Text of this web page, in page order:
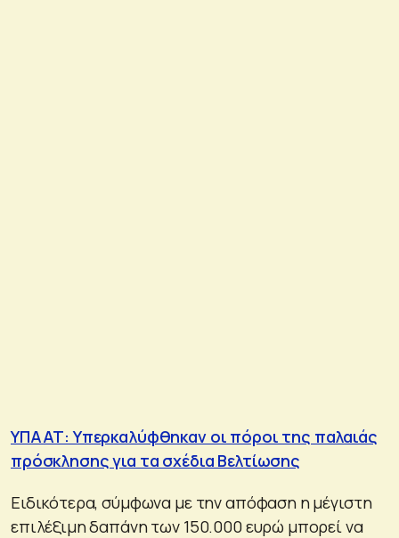
ΥΠΑΑΤ: Υπερκαλύφθηκαν οι πόροι της παλαιάς
πρόσκλησης για τα σχέδια Βελτίωσης
Ειδικότερα, σύμφωνα με την απόφαση η μέγιστη
επιλέξιμη δαπάνη των 150.000 ευρώ μπορεί να